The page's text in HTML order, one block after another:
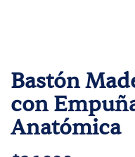
Bastón
con
Anatómica